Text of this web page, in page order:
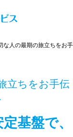
な人の最期の旅立ちをお手
立ちをお手伝
基盤で、